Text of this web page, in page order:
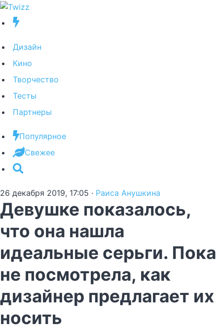
Дизайн
Кино
Творчество
Тесты
Партнеры
Популярное
Свежее
26 декабря 2019, 17:05 · Раиса Анушкина
Девушке показалось,
что она нашла
идеальные серьги. Пока
не посмотрела, как
дизайнер предлагает их
носить